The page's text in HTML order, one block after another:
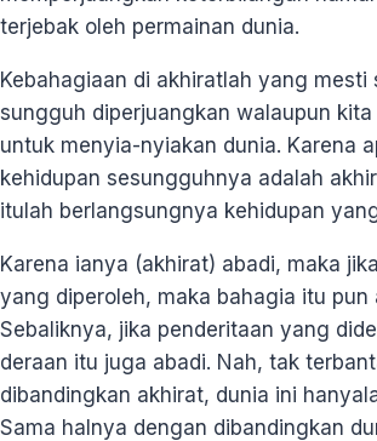
terjebak oleh permainan dunia.
Kebahagiaan di akhiratlah yang mesti
sungguh diperjuangkan walaupun
untuk menyia-nyiakan dunia. Karena
kehidupan sesungguhnya adalah
itulah berlangsungnya kehidupan
Karena ianya (akhirat) abadi, maka
yang diperoleh, maka bahagia itu pun
Sebaliknya, jika penderitaan yang
deraan itu juga abadi. Nah, tak
dibandingkan akhirat, dunia ini
Sama halnya dengan dibandingkan